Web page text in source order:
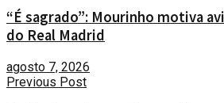
“É sagrado”: Mourinho motiva
do Real Madrid
agosto 7, 2026
Previous Post